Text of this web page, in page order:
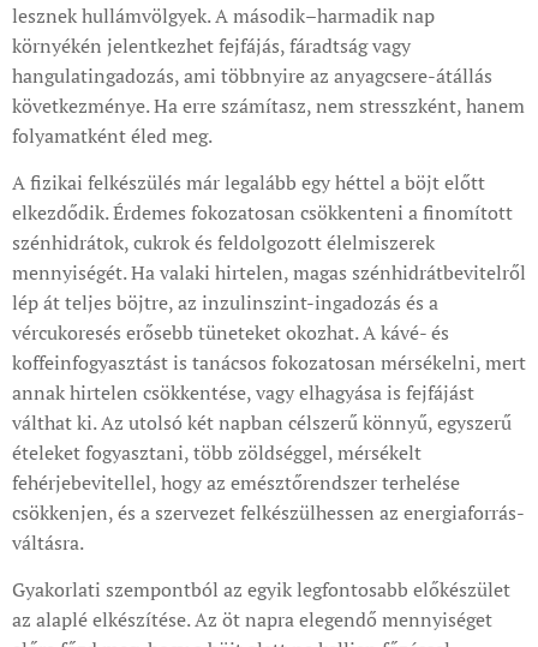
lesznek hullámvölgyek. A második–harmadik nap
környékén jelentkezhet fejfájás, fáradtság vagy
hangulatingadozás, ami többnyire az anyagcsere-átállás
következménye. Ha erre számítasz, nem stresszként, hanem
folyamatként éled meg.
A fizikai felkészülés már legalább egy héttel a böjt előtt
elkezdődik. Érdemes fokozatosan csökkenteni a finomított
szénhidrátok, cukrok és feldolgozott élelmiszerek
mennyiségét. Ha valaki hirtelen, magas szénhidrátbevitelről
lép át teljes böjtre, az inzulinszint-ingadozás és a
vércukoresés erősebb tüneteket okozhat. A kávé- és
koffeinfogyasztást is tanácsos fokozatosan mérsékelni, mert
annak hirtelen csökkentése, vagy elhagyása is fejfájást
válthat ki. Az utolsó két napban célszerű könnyű, egyszerű
ételeket fogyasztani, több zöldséggel, mérsékelt
fehérjebevitellel, hogy az emésztőrendszer terhelése
csökkenjen, és a szervezet felkészülhessen az energiaforrás-
váltásra.
Gyakorlati szempontból az egyik legfontosabb előkészület
az alaplé elkészítése. Az öt napra elegendő mennyiséget